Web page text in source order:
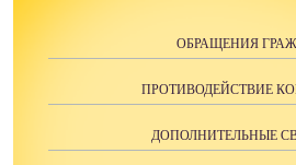
ОБРАЩЕНИЯ
ПРОТИВОДЕЙСТВИЕ
ДОПОЛНИТЕЛЬНЫЕ